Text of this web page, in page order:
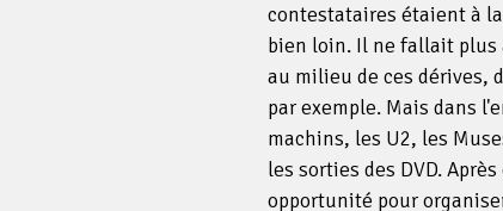
contestataires étaient à
bien loin. Il ne fallait plus
au milieu de ces dérives,
par exemple. Mais dans
machins, les U2, les
les sorties des DVD.
opportunité pour